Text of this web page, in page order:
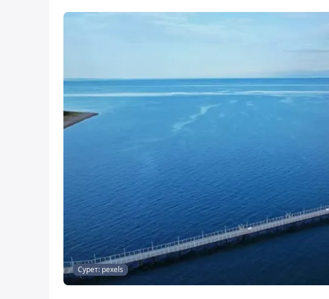
Сурет: pexels